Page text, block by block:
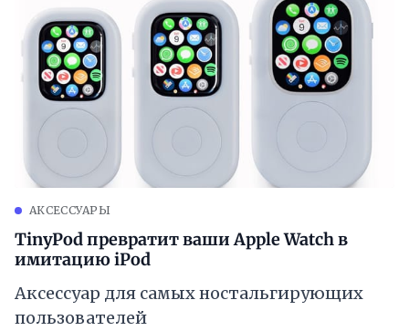
АКСЕССУАРЫ
TinyPod превратит ваши Apple Watch в
имитацию iPod
Аксессуар для самых ностальгирующих
пользователей